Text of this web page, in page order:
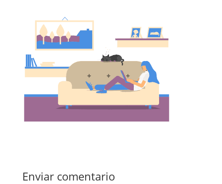
Enviar comentario